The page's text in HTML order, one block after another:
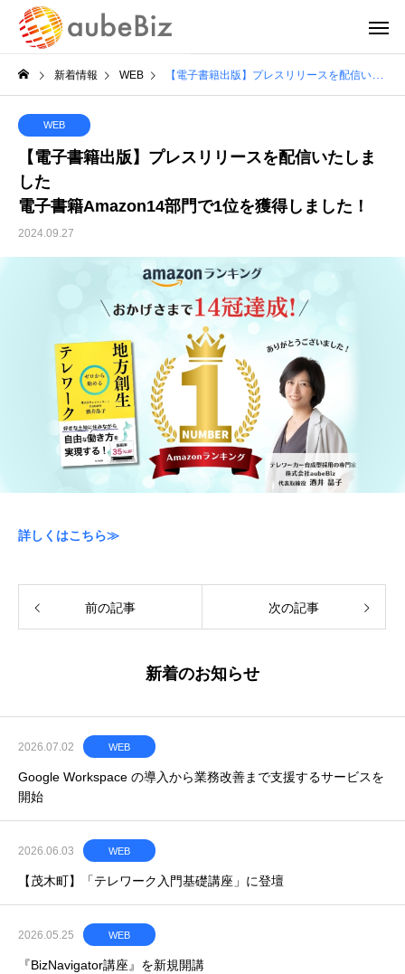
新着情報 WEB 【電子書籍出版】プレスリリースを配信いたしました電子書籍Amazon14部門で1位を獲得しました！
WEB
【電子書籍出版】プレスリリースを配信いたしま
した
電子書籍Amazon14部門で1位を獲得しました！
2024.09.27
詳しくはこちら≫
前の記事 次の記事
新着のお知らせ
2026.07.02 WEB
Google Workspace の導入から業務改善まで支援するサービスを
開始
2026.06.03 WEB
【茂木町】「テレワーク入門基礎講座」に登壇
2026.05.25 WEB
『BizNavigator講座』を新規開講